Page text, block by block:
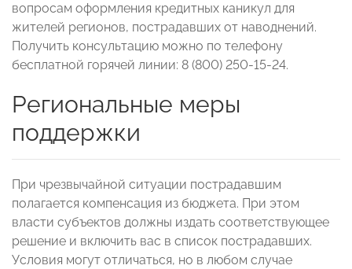
вопросам оформления кредитных каникул для
жителей регионов, пострадавших от наводнений.
Получить консультацию можно по телефону
бесплатной горячей линии: 8 (800) 250-15-24.
Региональные меры
поддержки
При чрезвычайной ситуации пострадавшим
полагается компенсация из бюджета. При этом
власти субъектов должны издать соответствующее
решение и включить вас в список пострадавших.
Условия могут отличаться, но в любом случае